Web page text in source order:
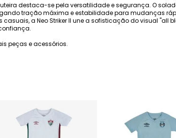
destaca-se pela versatilidade e segurança. O
tração máxima e estabilidade para mudanças
a Neo Striker II une a sofisticação do visual
peças e acessórios.